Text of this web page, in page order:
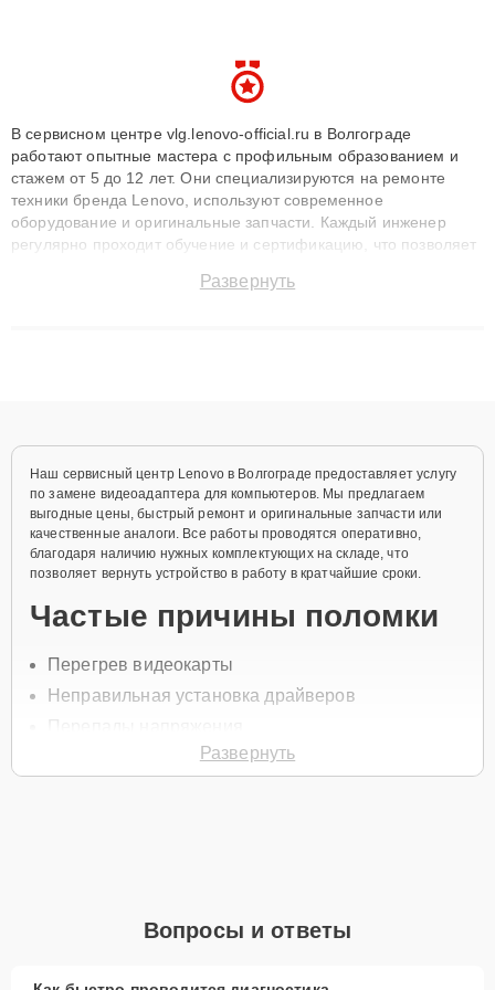
В сервисном центре vlg.lenovo-official.ru в Волгограде
работают опытные мастера с профильным образованием и
стажем от 5 до 12 лет. Они специализируются на ремонте
техники бренда Lenovo, используют современное
оборудование и оригинальные запчасти. Каждый инженер
регулярно проходит обучение и сертификацию, что позволяет
технику с сохранением гарантии до 3 лет. Наши мастера
Развернуть
Наш сервисный центр Lenovo в Волгограде предоставляет услугу
по замене видеоадаптера для компьютеров. Мы предлагаем
выгодные цены, быстрый ремонт и оригинальные запчасти или
качественные аналоги. Все работы проводятся оперативно,
благодаря наличию нужных комплектующих на складе, что
позволяет вернуть устройство в работу в кратчайшие сроки.
Частые причины поломки
Перегрев видеокарты
Неправильная установка драйверов
Износ конденсаторов
Главные особенности
Развернуть
Вопросы и ответы